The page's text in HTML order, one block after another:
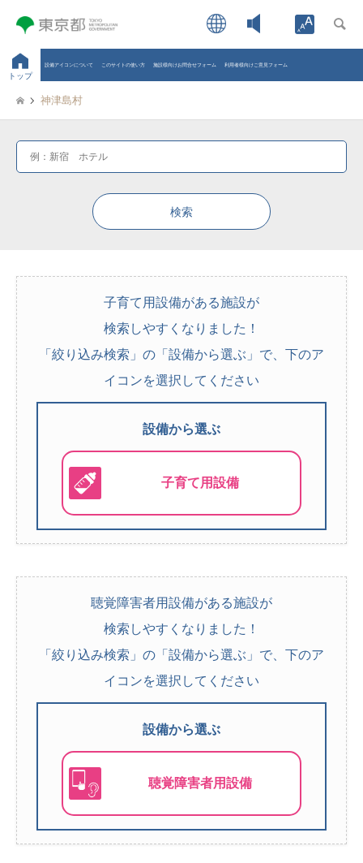
Open
トップ
設備アイコンについて このサイトの使い方 施設様向けお問合せフォーム 利用者様向けご意見フォーム
神津島村
子育て用設備がある施設が
検索しやすくなりました！
「絞り込み検索」の「設備から選ぶ」で、下のア
イコンを選択してください
設備から選ぶ
子育て用設備
聴覚障害者用設備がある施設が
検索しやすくなりました！
「絞り込み検索」の「設備から選ぶ」で、下のア
イコンを選択してください
設備から選ぶ
聴覚障害者用設備